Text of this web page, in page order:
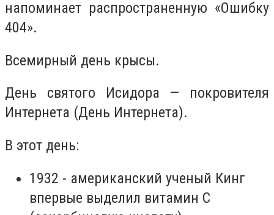
напоминает распространенную «Ошибку
404».
Всемирный день крысы.
День святого Исидора — покровителя
Интернета (День Интернета).
В этот день:
1932 - американский ученый Кинг
впервые выделил витамин C